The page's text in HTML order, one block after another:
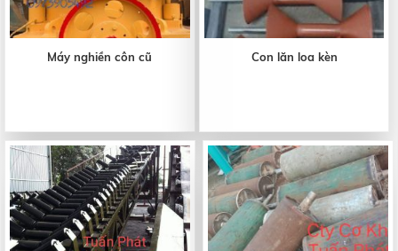
Máy nghiền côn cũ Con lăn loa kèn